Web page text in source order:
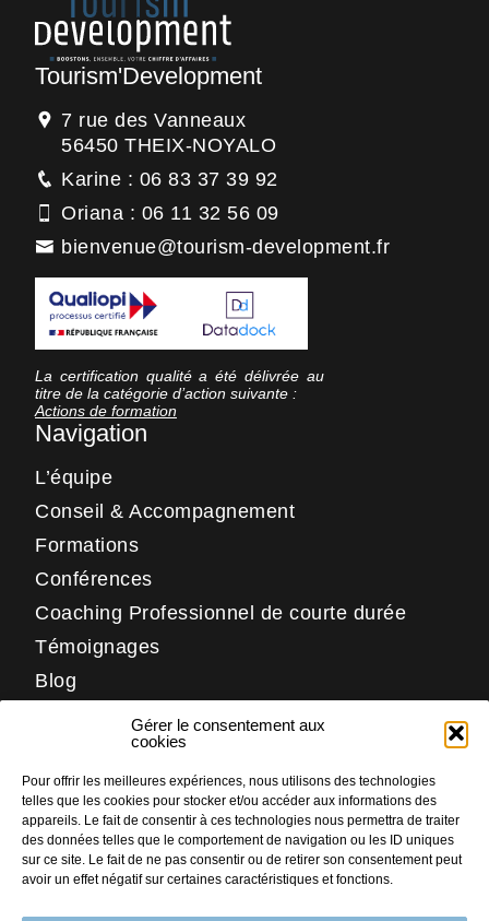
Gérer le consentement aux
cookies
Pour offrir les meilleures expériences, nous utilisons des technologies
telles que les cookies pour stocker et/ou accéder aux informations des
appareils. Le fait de consentir à ces technologies nous permettra de traiter
des données telles que le comportement de navigation ou les ID uniques
sur ce site. Le fait de ne pas consentir ou de retirer son consentement peut
avoir un effet négatif sur certaines caractéristiques et fonctions.
Tourism'Development
7 rue des Vanneaux
56450 THEIX-NOYALO
Karine : 06 83 37 39 92
Oriana : 06 11 32 56 09
bienvenue@tourism-development.fr
La certification qualité a été délivrée au
titre de la catégorie d’action suivante :
Actions de formation
Navigation
L’équipe
Conseil & Accompagnement
Formations
Conférences
Coaching Professionnel de courte durée
Témoignages
Blog
LinkedIn
Facebook
Instagram